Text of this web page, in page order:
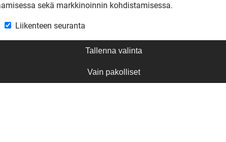
sekä markkinoinnin kohdistamisessa.
Liikenteen seuranta
Tallenna valinta
Vain pakolliset